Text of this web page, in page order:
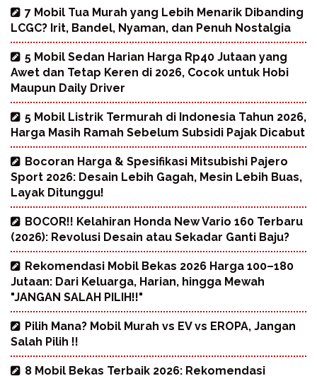
7 Mobil Tua Murah yang Lebih Menarik Dibanding
LCGC? Irit, Bandel, Nyaman, dan Penuh Nostalgia
5 Mobil Sedan Harian Harga Rp40 Jutaan yang
Awet dan Tetap Keren di 2026, Cocok untuk Hobi
Maupun Daily Driver
5 Mobil Listrik Termurah di Indonesia Tahun 2026,
Harga Masih Ramah Sebelum Subsidi Pajak Dicabut
Bocoran Harga & Spesifikasi Mitsubishi Pajero
Sport 2026: Desain Lebih Gagah, Mesin Lebih Buas,
Layak Ditunggu!
BOCOR!! Kelahiran Honda New Vario 160 Terbaru
(2026): Revolusi Desain atau Sekadar Ganti Baju?
Rekomendasi Mobil Bekas 2026 Harga 100–180
Jutaan: Dari Keluarga, Harian, hingga Mewah
"JANGAN SALAH PILIH!!"
Pilih Mana? Mobil Murah vs EV vs EROPA, Jangan
Salah Pilih !!
8 Mobil Bekas Terbaik 2026: Rekomendasi